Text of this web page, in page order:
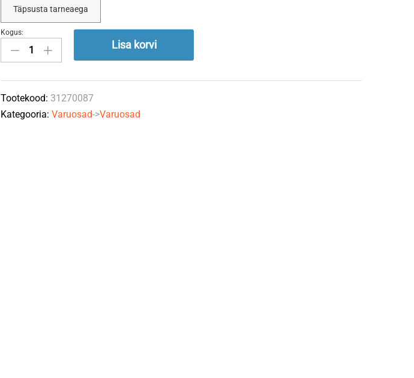
Täpsusta tarneaega
Rihmaratas
756-
101,6x19,05x9,5mm
GRANIT
quantity
Kogus:
Lisa korvi
Tootekood: 31270087
Kategooria:Varuosad->Varuosad